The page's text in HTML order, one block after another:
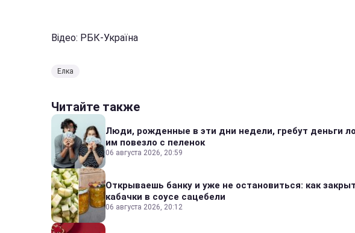
Відео: РБК-Україна
Елка
Читайте также
Люди, рожденные в эти дни недели, гребут деньги
им повезло с пеленок
06 августа 2026, 20:59
Открываешь банку и уже не остановиться: как
кабачки в соусе сацебели
06 августа 2026, 20:12